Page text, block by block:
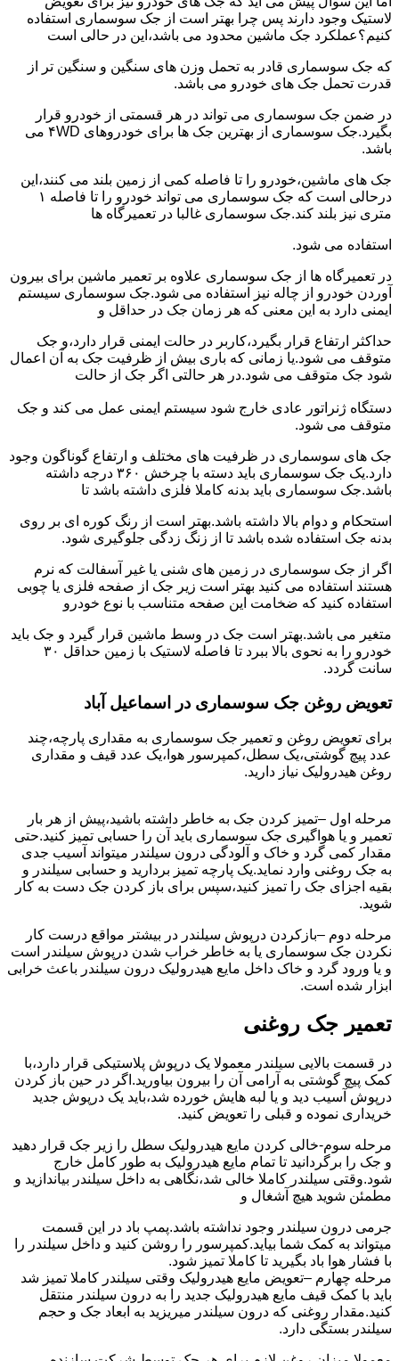
لاستیک وجود دارند پس چرا بهتر است از جک سوسماری استفاده
کنیم؟عملکرد جک ماشین محدود می باشد،این در حالی است
که جک سوسماری قادر به تحمل وزن های سنگین و سنگین تر از
قدرت تحمل جک های خودرو می باشد.
در ضمن جک سوسماری می تواند در هر قسمتی از خودرو قرار
بگیرد.جک سوسماری از بهترین جک ها برای خودروهای ۴WD می
باشد.
جک های ماشین،خودرو را تا فاصله کمی از زمین بلند می کنند،این
درحالی است که جک سوسماری می تواند خودرو را تا فاصله ۱
متری نیز بلند کند.جک سوسماری غالبا در تعمیرگاه ها
استفاده می شود.
در تعمیرگاه ها از جک سوسماری علاوه بر تعمیر ماشین برای بیرون
آوردن خودرو از چاله نیز استفاده می شود.جک سوسماری سیستم
ایمنی دارد به این معنی که هر زمان جک در حداقل و
حداکثر ارتفاع قرار بگیرد،کاربر در حالت ایمنی قرار دارد،و جک
متوقف می شود.یا زمانی که باری بیش از ظرفیت جک به آن اعمال
شود جک متوقف می شود.در هر حالتی اگر جک از حالت
دستگاه ژنراتور عادی خارج شود سیستم ایمنی عمل می کند و جک
متوقف می شود.
جک های سوسماری در ظرفیت های مختلف و ارتفاع گوناگون وجود
دارد.یک جک سوسماری باید دسته با چرخش ۳۶۰ درجه داشته
باشد.جک سوسماری باید بدنه کاملا فلزی داشته باشد تا
استحکام و دوام بالا داشته باشد.بهتر است از رنگ کوره ای بر روی
بدنه جک استفاده شده باشد تا از زنگ زدگی جلوگیری شود.
اگر از جک سوسماری در زمین های شنی یا غیر آسفالت که نرم
هستند استفاده می کنید بهتر است زیر جک از صفحه فلزی یا چوبی
استفاده کنید که ضخامت این صفحه متناسب با نوع خودرو
متغیر می باشد.بهتر است جک در وسط ماشین قرار گیرد و جک باید
خودرو را به نحوی بالا ببرد تا فاصله لاستیک با زمین حداقل ۳۰
سانت گردد.
تعویض روغن جک سوسماری در اسماعیل آباد
برای تعویض روغن و تعمیر جک سوسماری به مقداری پارچه،چند
عدد پیچ گوشتی،یک سطل،کمپرسور هوا،یک عدد قیف و مقداری
روغن هیدرولیک نیاز دارید.
مرحله اول –تمیز کردن جک به خاطر داشته باشید،پیش از هر بار
تعمیر و یا هواگیری جک سوسماری باید آن را حسابی تمیز کنید.حتی
مقدار کمی گرد و خاک و آلودگی درون سیلندر میتواند آسیب جدی
به جک روغنی وارد نماید.یک پارچه تمیز بردارید و حسابی سیلندر و
بقیه اجزای جک را تمیز کنید،سپس برای باز کردن جک دست به کار
شوید.
مرحله دوم –بازکردن درپوش سیلندر در بیشتر مواقع درست کار
نکردن جک سوسماری یا به خاطر خراب شدن درپوش سیلندر است
و یا ورود گرد و خاک داخل مایع هیدرولیک درون سیلندر باعث خرابی
ابزار شده است.
تعمیر جک روغنی
در قسمت بالایی سیلندر معمولا یک درپوش پلاستیکی قرار دارد،با
کمک پیچ گوشتی به آرامی آن را بیرون بیاورید.اگر در حین باز کردن
درپوش آسیب دید و یا لبه هایش خورده شد،باید یک درپوش جدید
خریداری نموده و قبلی را تعویض کنید.
مرحله سوم-خالی کردن مایع هیدرولیک سطل را زیر جک قرار دهید
و جک را برگردانید تا تمام مایع هیدرولیک به طور کامل خارج
شود.وقتی سیلندر کاملا خالی شد،نگاهی به داخل سیلندر بیاندازید و
مطمئن شوید هیچ آشغال و
جرمی درون سیلندر وجود نداشته باشد.پمپ باد در این قسمت
میتواند به کمک شما بیاید.کمپرسور را روشن کنید و داخل سیلندر را
با فشار هوا باد بگیرید تا کاملا تمیز شود.
مرحله چهارم –تعویض مایع هیدرولیک وقتی سیلندر کاملا تمیز شد
باید با کمک قیف مایع هیدرولیک جدید را به درون سیلندر منتقل
کنید.مقدار روغنی که درون سیلندر میریزید به ابعاد جک و حجم
سیلندر بستگی دارد.